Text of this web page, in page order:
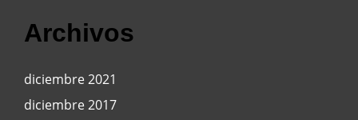
Archivos
diciembre 2021
diciembre 2017